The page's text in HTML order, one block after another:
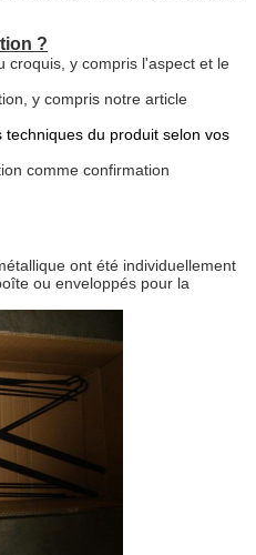
?
croquis, y compris l'aspect et le
y compris notre article
techniques du produit selon vos
comme confirmation
ont été individuellement
ou enveloppés pour la